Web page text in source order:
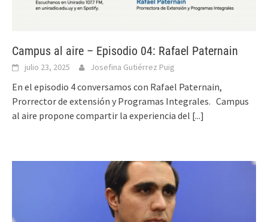
Campus al aire – Episodio 04: Rafael Paternain
julio 23, 2025 Josefina Gutiérrez Puig
En el episodio 4 conversamos con Rafael Paternain,
Prorrector de extensión y Programas Integrales. Campus
al aire propone compartir la experiencia del [...]